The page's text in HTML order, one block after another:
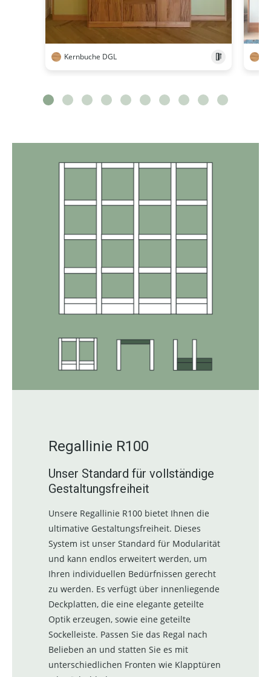
Kernbuche DGL
Regallinie R100
Unser Standard für vollständige
Gestaltungsfreiheit
Unsere Regallinie R100 bietet Ihnen die
ultimative Gestaltungsfreiheit. Dieses
System ist unser Standard für Modularität
und kann endlos erweitert werden, um
Ihren individuellen Bedürfnissen gerecht
zu werden. Es verfügt über innenliegende
Deckplatten, die eine elegante geteilte
Optik erzeugen, sowie eine geteilte
Sockelleiste. Passen Sie das Regal nach
Belieben an und statten Sie es mit
unterschiedlichen Fronten wie Klapptüren